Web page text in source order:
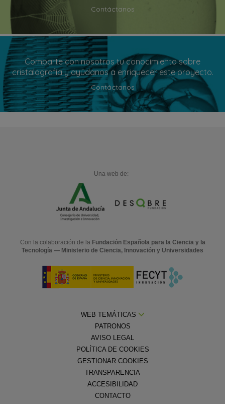
Contáctanos
Comparte con nosotros tu conocimiento sobre
cristalografía y ayúdanos a enriquecer este proyecto.
Contáctanos
Una web de:
Con la colaboración de la Fundación Española para la Ciencia y la
Tecnología — Ministerio de Ciencia, Innovación y Universidades
WEB TEMÁTICAS
PATRONOS
AVISO LEGAL
POLÍTICA DE COOKIES
GESTIONAR COOKIES
TRANSPARENCIA
ACCESIBILIDAD
CONTACTO